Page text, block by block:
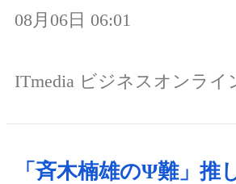
08月06日 06:01
ITmedia ビジネスオンライ
「斉木楠雄のΨ難」推